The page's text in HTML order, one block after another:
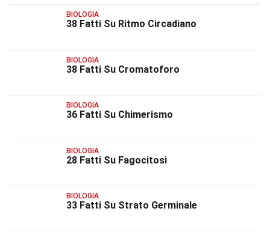
BIOLOGIA
38 Fatti Su Ritmo Circadiano
BIOLOGIA
38 Fatti Su Cromatoforo
BIOLOGIA
36 Fatti Su Chimerismo
BIOLOGIA
28 Fatti Su Fagocitosi
BIOLOGIA
33 Fatti Su Strato Germinale